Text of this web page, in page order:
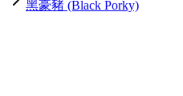
黑豪豬 (Black Porky)